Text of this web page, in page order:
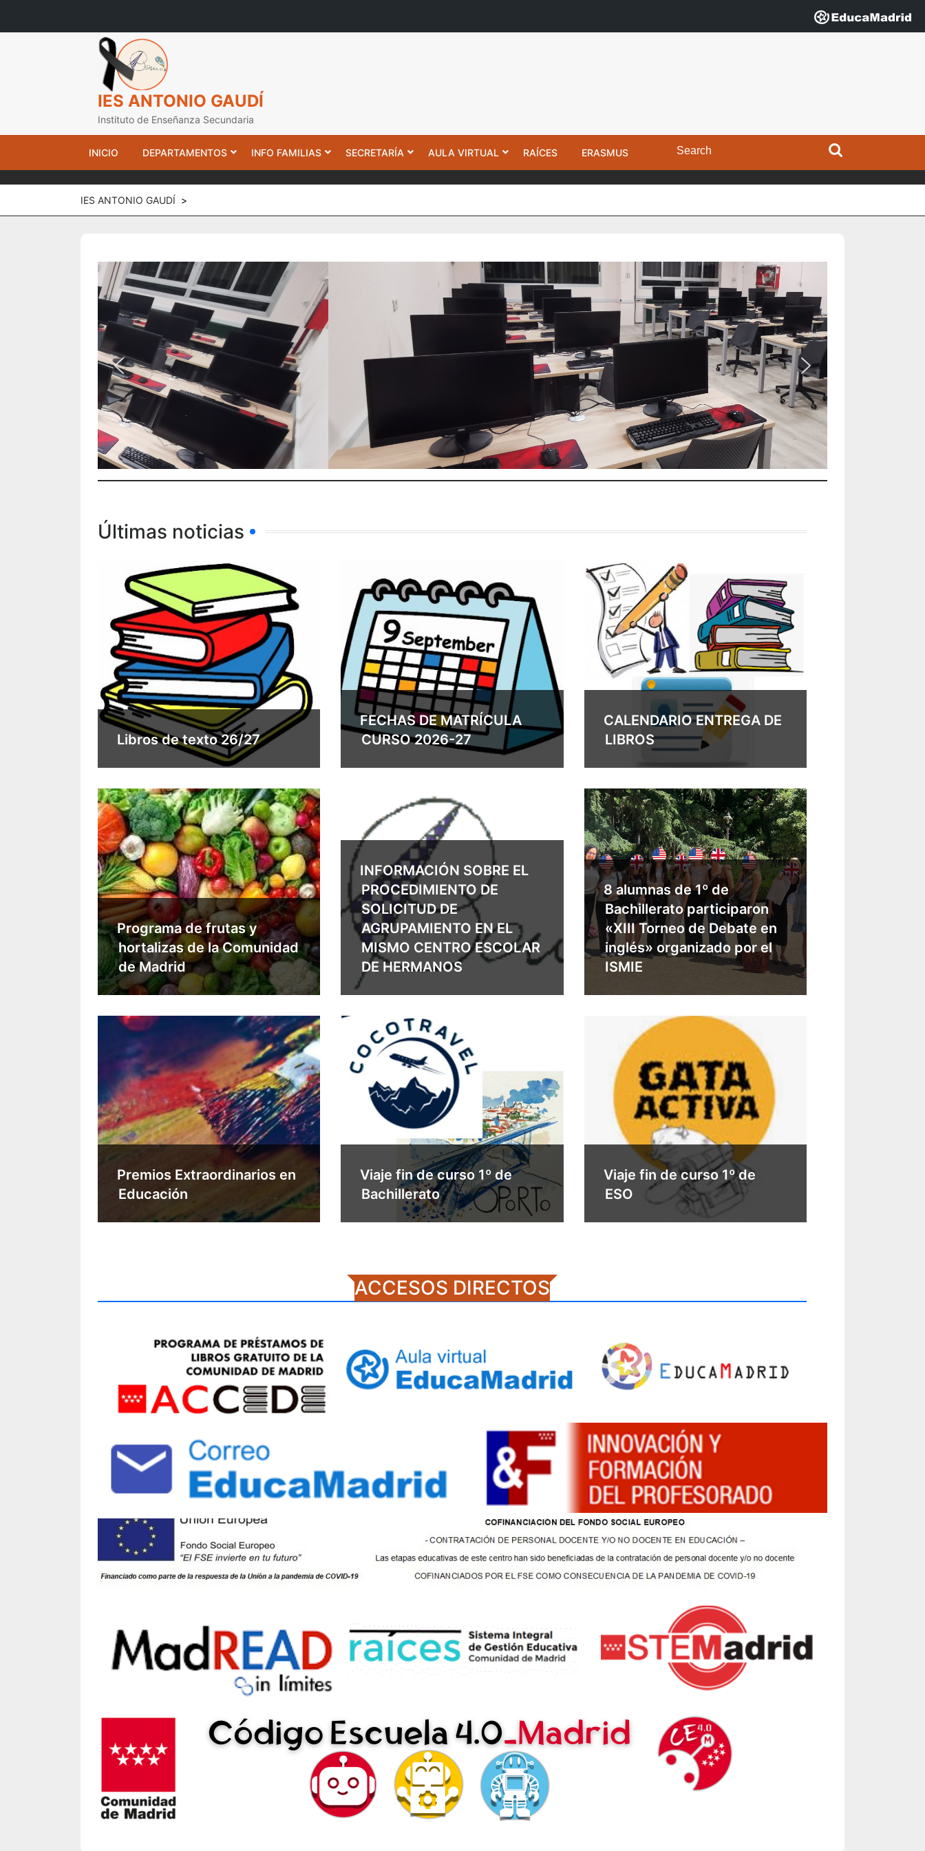
IES ANTONIO GAUDÍ
Instituto de Enseñanza Secundaria
INICIO DEPARTAMENTOS INFO FAMILIAS SECRETARÍA AULA VIRTUAL RAÍCES ERASMUS
Search
IES ANTONIO GAUDÍ >
Últimas noticias
Libros de texto 26/27
FECHAS DE MATRÍCULA
CURSO 2026-27
CALENDARIO ENTREGA DE
LIBROS
Programa de frutas y
hortalizas de la Comunidad
de Madrid
INFORMACIÓN SOBRE EL
PROCEDIMIENTO DE
SOLICITUD DE
AGRUPAMIENTO EN EL
MISMO CENTRO ESCOLAR
DE HERMANOS
8 alumnas de 1º de
Bachillerato participaron
«XIII Torneo de Debate en
inglés» organizado por el
ISMIE
Premios Extraordinarios en
Educación
Viaje fin de curso 1º de
Bachillerato
Viaje fin de curso 1º de
ESO
ACCESOS DIRECTOS